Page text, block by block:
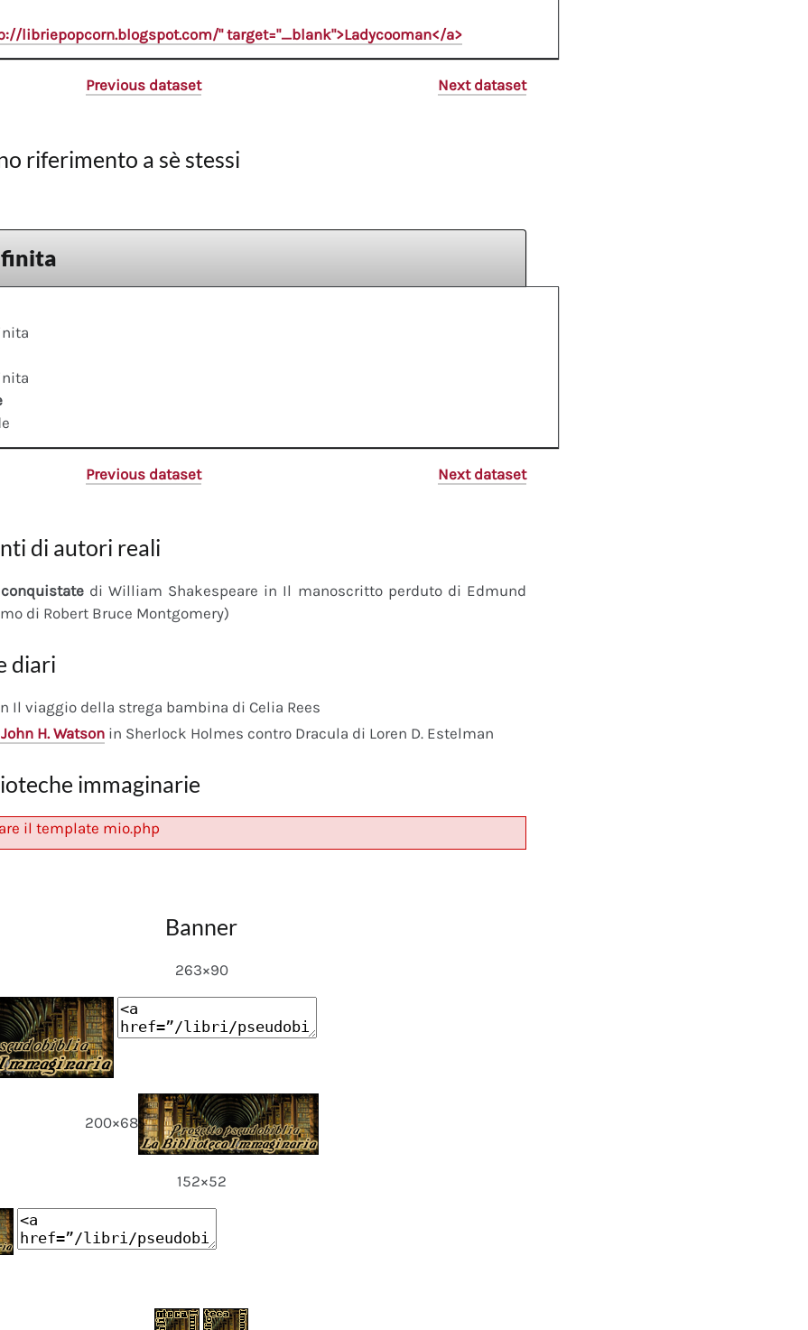
libriepopcorn.blogspot.com/" target="_blank">Ladycooman</a>
Previous dataset Next dataset
riferimento a sè stessi
Previous dataset Next dataset
di autori reali
conquistatedi William Shakespeare in Il manoscritto perduto di Edmund
di Robert Bruce Montgomery)
diari
Il viaggio della strega bambina di Celia Rees
H. Watson in Sherlock Holmes contro Dracula di Loren D. Estelman
immaginarie
il template mio.php
Banner
263×90
200×68
152×52